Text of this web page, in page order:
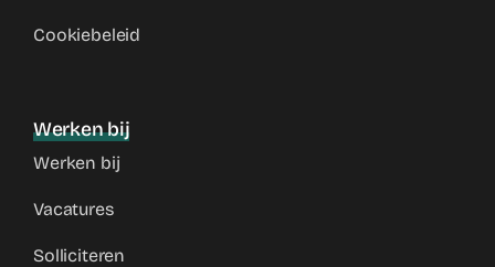
Cookiebeleid
Werken bij
Werken bij
Vacatures
Solliciteren